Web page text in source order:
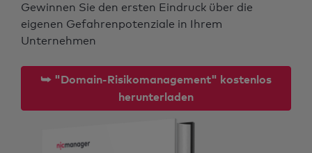
Gewinnen Sie den ersten Eindruck über die
eigenen Gefahrenpotenziale in Ihrem
Unternehmen
⮩ "Domain-Risikomanagement" kostenlos
herunterladen